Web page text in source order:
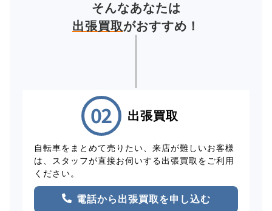
そんなあなたは
出張買取がおすすめ！
出張買取
自転車をまとめて売りたい、来店が難しいお客様
は、スタッフが直接お伺いする出張買取をご利用
ください。
電話から出張買取を申し込む